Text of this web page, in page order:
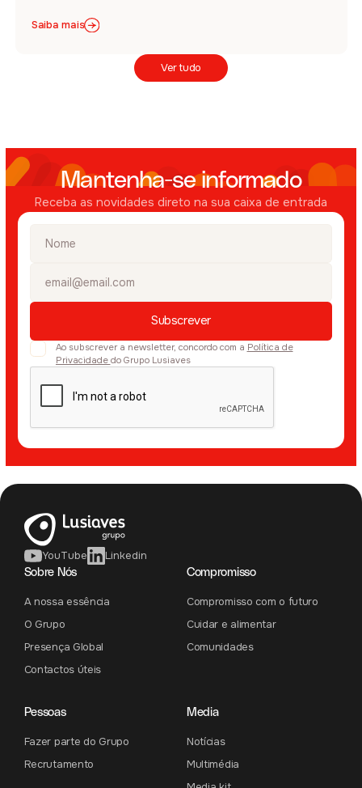
Saiba mais
Ver tudo
Mantenha-se informado
Receba as novidades direto na sua caixa de entrada
Ao subscrever a newsletter, concordo com a Política de
Privacidade do Grupo Lusiaves
YouTube
Linkedin
Sobre Nós
A nossa essência
O Grupo
Presença Global
Contactos úteis
Compromisso
Compromisso com o futuro
Cuidar e alimentar
Comunidades
Pessoas
Fazer parte do Grupo
Recrutamento
Media
Notícias
Multimédia